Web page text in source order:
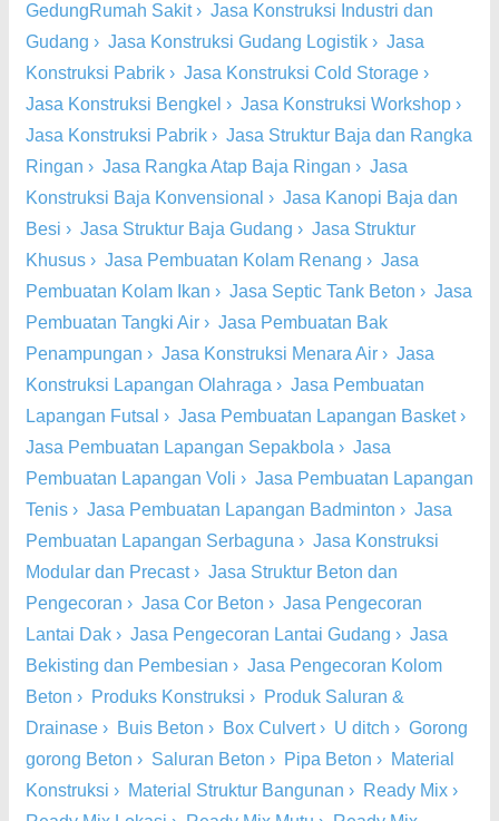
GedungRumah Sakit› Jasa Konstruksi Industri dan
Gudang › Jasa Konstruksi Gudang Logistik › Jasa
Konstruksi Pabrik › Jasa Konstruksi Cold Storage ›
Jasa Konstruksi Bengkel › Jasa Konstruksi Workshop ›
Jasa Konstruksi Pabrik › Jasa Struktur Baja dan Rangka
Ringan › Jasa Rangka Atap Baja Ringan › Jasa
Konstruksi Baja Konvensional › Jasa Kanopi Baja dan
Besi › Jasa Struktur Baja Gudang › Jasa Struktur
Khusus › Jasa Pembuatan Kolam Renang › Jasa
Pembuatan Kolam Ikan › Jasa Septic Tank Beton › Jasa
Pembuatan Tangki Air › Jasa Pembuatan Bak
Penampungan › Jasa Konstruksi Menara Air › Jasa
Konstruksi Lapangan Olahraga › Jasa Pembuatan
Lapangan Futsal › Jasa Pembuatan Lapangan Basket›
Jasa Pembuatan Lapangan Sepakbola › Jasa
Pembuatan Lapangan Voli › Jasa Pembuatan Lapangan
Tenis › Jasa Pembuatan Lapangan Badminton › Jasa
Pembuatan Lapangan Serbaguna › Jasa Konstruksi
Modular dan Precast› Jasa Struktur Beton dan
Pengecoran › Jasa Cor Beton › Jasa Pengecoran
Lantai Dak › Jasa Pengecoran Lantai Gudang › Jasa
Bekisting dan Pembesian › Jasa Pengecoran Kolom
Beton › Produks Konstruksi › Produk Saluran &
Drainase › Buis Beton › Box Culvert› U ditch › Gorong
gorong Beton › Saluran Beton › Pipa Beton › Material
Konstruksi › Material Struktur Bangunan › Ready Mix ›